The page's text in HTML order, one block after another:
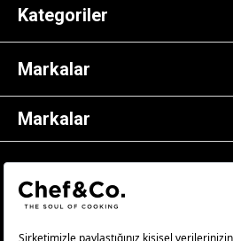
Kategoriler
Markalar
Markalar